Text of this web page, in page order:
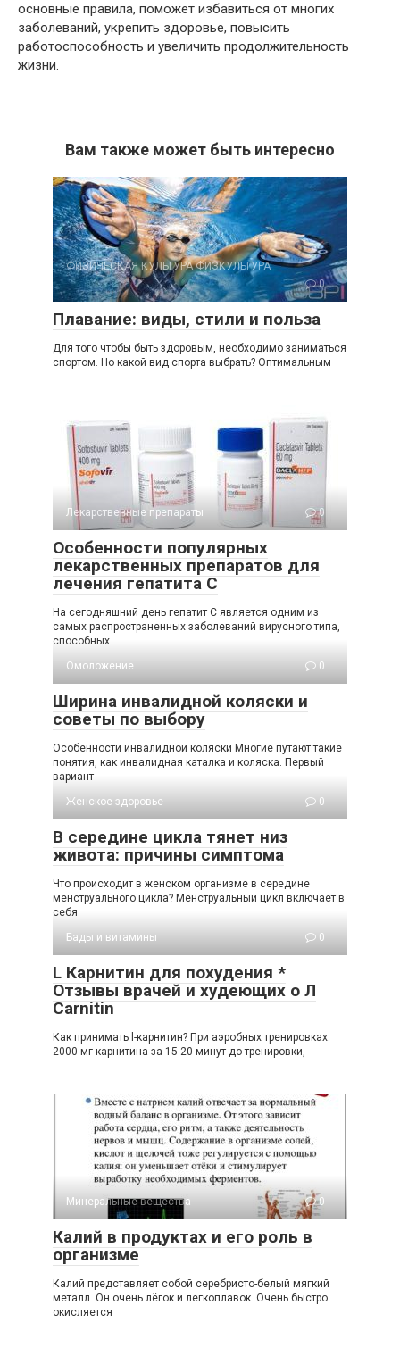
основные правила, поможет избавиться от многих
заболеваний, укрепить здоровье, повысить
работоспособность и увеличить продолжительность
жизни.
Вам также может быть интересно
ФИЗИЧЕСКАЯ КУЛЬТУРА ФИЗКУЛЬТУРА
0
Плавание: виды, стили и польза
Для того чтобы быть здоровым, необходимо заниматься
спортом. Но какой вид спорта выбрать? Оптимальным
Лекарственные препараты 0
Особенности популярных
лекарственных препаратов для
лечения гепатита С
На сегодняшний день гепатит С является одним из
самых распространенных заболеваний вирусного типа,
способных
Омоложение
0
Ширина инвалидной коляски и
советы по выбору
Особенности инвалидной коляски Многие путают такие
понятия, как инвалидная каталка и коляска. Первый
вариант
Женское здоровье
0
В середине цикла тянет низ
живота: причины симптома
Что происходит в женском организме в середине
менструального цикла? Менструальный цикл включает в
себя
Бады и витамины
0
L Карнитин для похудения *
Отзывы врачей и худеющих о Л
Carnitin
Как принимать l-карнитин? При аэробных тренировках:
2000 мг карнитина за 15-20 минут до тренировки,
Минеральные вещества 0
Калий в продуктах и его роль в
организме
Калий представляет собой серебристо-белый мягкий
металл. Он очень лёгок и легкоплавок. Очень быстро
окисляется